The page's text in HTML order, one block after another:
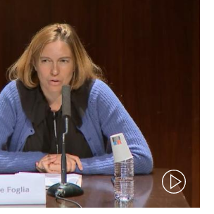
(video)